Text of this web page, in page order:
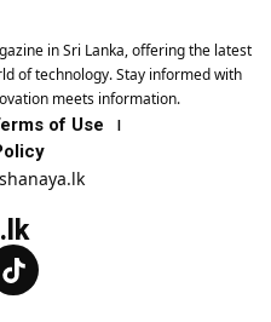
in Sri Lanka, offering the latest
of technology. Stay informed with
meets information.
of Use